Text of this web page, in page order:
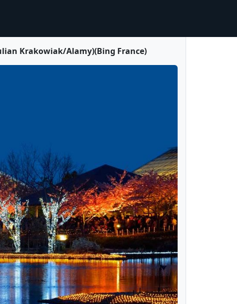
Krakowiak/Alamy)(Bing France)